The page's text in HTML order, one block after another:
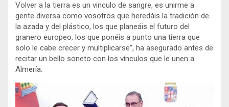
Volver a la tierra es un vinculo de sangre, es unirme a
gente diversa como vosotros que heredáis la tradición de
la azada y del plástico, los que planeáis el futuro del
granero europeo, los que ponéis a punto una tierra que
solo le cabe crecer y multiplicarse”, ha asegurado antes de
recitar un bello soneto con los vínculos que le unen a
Almería.